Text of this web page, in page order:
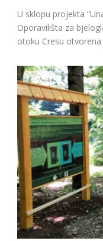
U sklopu projekta
Oporavilišta za
otoku Cresu